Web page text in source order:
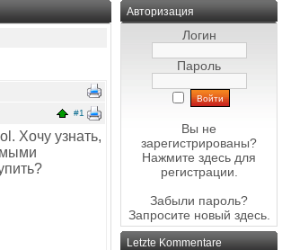
#1
Хочу узнать,
Авторизация
Логин
Пароль
Вы не
зарегистрированы?
Нажмите здесь для
регистрации.
Забыли пароль?
Запросите новый здесь.
Letzte Kommentare